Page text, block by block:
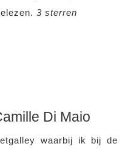
3 sterren
Di Maio
waarbij ik bij de